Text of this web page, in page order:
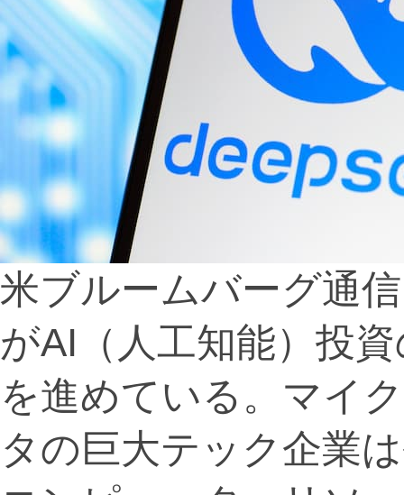
米ブルームバーグ通
がAI（人工知能）投
を進めている。マイ
タの巨大テック企業